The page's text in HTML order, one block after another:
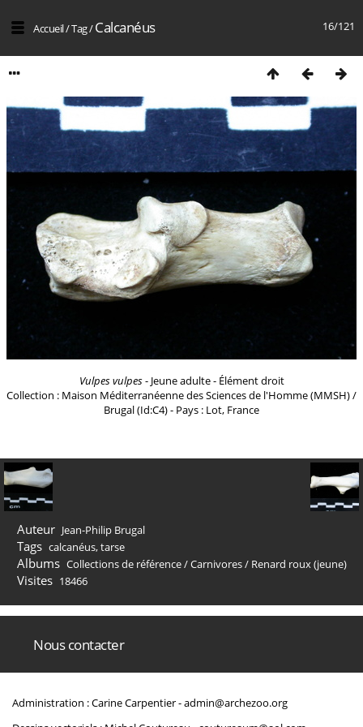
16/121
Accueil/Tag/Calcanéus
Vulpes vulpes- Jeune adulte - Élément droit
Collection : Maison Méditerranéenne des Sciences de l'Homme (MMSH) /
Brugal (Id:C4) - Pays : Lot, France
Auteur Jean-Philip Brugal
Tags calcanéus,tarse
Albums Collections de référence/Carnivores/ Renard roux (jeune)
Visites 18466
Nous contacter
Administration : Carine Carpentier -admin@archezoo.org